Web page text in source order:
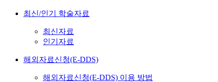
최신/인기 학술자료
최신자료
인기자료
해외자료신청(E-DDS)
해외자료신청(E-DDS) 이용 방법